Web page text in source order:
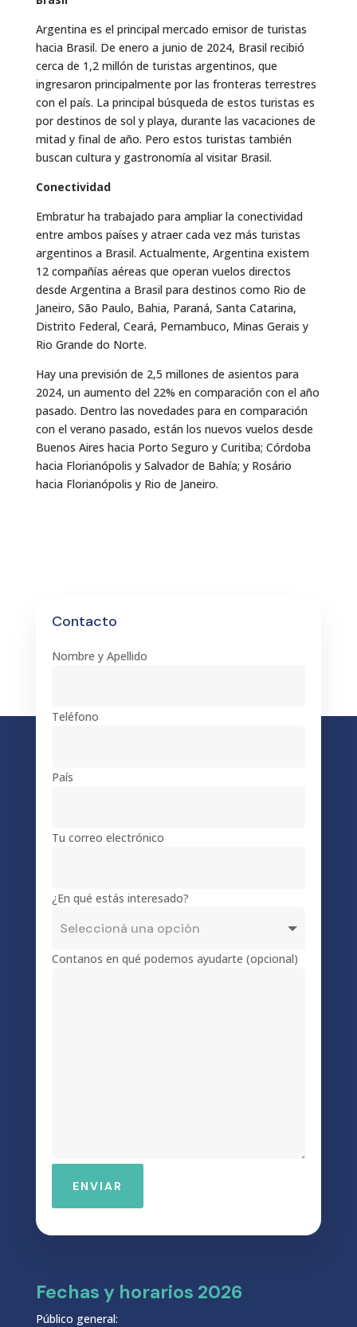
Argentina es el principal mercado emisor de turistas
hacia Brasil. De enero a junio de 2024, Brasil recibió
cerca de 1,2 millón de turistas argentinos, que
ingresaron principalmente por las fronteras terrestres
con el país. La principal búsqueda de estos turistas es
por destinos de sol y playa, durante las vacaciones de
mitad y final de año. Pero estos turistas también
buscan cultura y gastronomía al visitar Brasil.
Conectividad
Embratur ha trabajado para ampliar la conectividad
entre ambos países y atraer cada vez más turistas
argentinos a Brasil. Actualmente, Argentina existem
12 compañías aéreas que operan vuelos directos
desde Argentina a Brasil para destinos como Rio de
Janeiro, São Paulo, Bahia, Paraná, Santa Catarina,
Distrito Federal, Ceará, Pernambuco, Minas Gerais y
Rio Grande do Norte.
Hay una previsión de 2,5 millones de asientos para
2024, un aumento del 22% en comparación con el año
pasado. Dentro las novedades para en comparación
con el verano pasado, están los nuevos vuelos desde
Buenos Aires hacia Porto Seguro y Curitiba; Córdoba
hacia Florianópolis y Salvador de Bahía; y Rosário
hacia Florianópolis y Rio de Janeiro.
Contacto
Nombre y Apellido
Teléfono
País
Tu correo electrónico
¿En qué estás interesado?
Contanos en qué podemos ayudarte (opcional)
ENVIAR
Fechas y horarios 2026
Público general: